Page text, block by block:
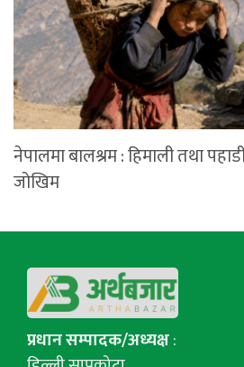
नेपालमा बालश्रम : हिमाली तथा
जोखिम
प्रधान सम्पादक/अध्यक्ष: